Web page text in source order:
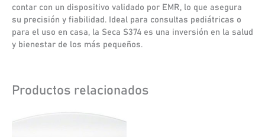
contar con un dispositivo validado por EMR, lo que asegura
su precisión y fiabilidad. Ideal para consultas pediátricas o
para el uso en casa, la Seca S374 es una inversión en la salud
y bienestar de los más pequeños.
Productos relacionados